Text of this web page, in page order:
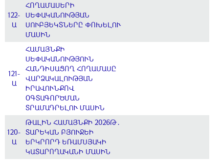
122-
Ա
ՀՈՂԱՄԱՍԵՐԻ
ՍԵՓԱԿԱՆՈՒԹՅԱՆ
ՍՈՒԲՅԵԿՏՆԵՐԸ ՓՈԽԵԼՈՒ
ՄԱՍԻՆ
121-
Ա
ՀԱՄԱՅՆՔԻ
ՍԵՓԱԿԱՆՈՒԹՅՈՒՆ
ՀԱՆԴԻՍԱՑՈՂ ՀՈՂԱՄԱՍԸ
ՎԱՐՁԱԿԱԼՈՒԹՅԱՆ
ԻՐԱՎՈՒՆՔՈՎ
ՕԳՏԱԳՈՐԾՄԱՆ
ՏՐԱՄԱԴՐԵԼՈՒ ՄԱՍԻՆ
120-
Ա
ԹԱԼԻՆ ՀԱՄԱՅՆՔԻ 2026Թ․
ՏԱՐԵԿԱՆ ԲՅՈՒՋԵԻ
ԵՐԿՐՈՐԴ ԵՌԱՄՍՅԱԿԻ
ԿԱՏԱՐՈՂԱԿԱՆԻ ՄԱՍԻՆ